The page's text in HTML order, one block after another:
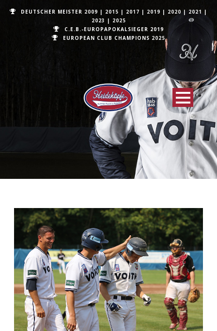
DEUTSCHER MEISTER 2009 | 2015 | 2017 | 2019 | 2020 | 2021 |
2023 | 2025
C.E.B.-EUROPAPOKALSIEGER 2019
EUROPEAN CLUB CHAMPIONS 2025